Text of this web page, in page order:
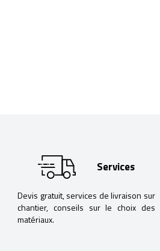
Services
Devis gratuit, services de livraison sur
chantier, conseils sur le choix des
matériaux.